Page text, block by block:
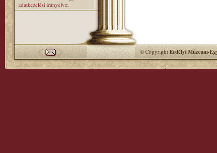
adatkezelési irányelvei
© CopyrightErdélyi Múzeum-